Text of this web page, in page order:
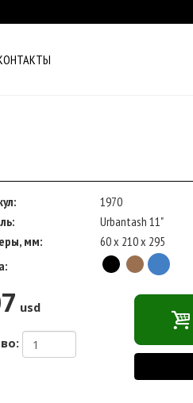
1970
Urbantash 11"
мм:
60 x 210 x 295
usd